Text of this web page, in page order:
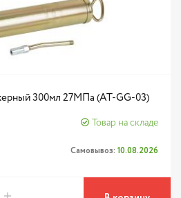
300мл 27МПа (AT-GG-03)
Товар на складе
Самовывоз: 10.08.2026